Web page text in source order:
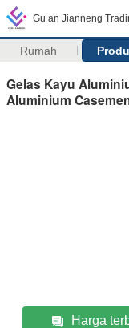
Gu an Jianneng
Rumah
Gelas Kayu
Aluminium
Harga